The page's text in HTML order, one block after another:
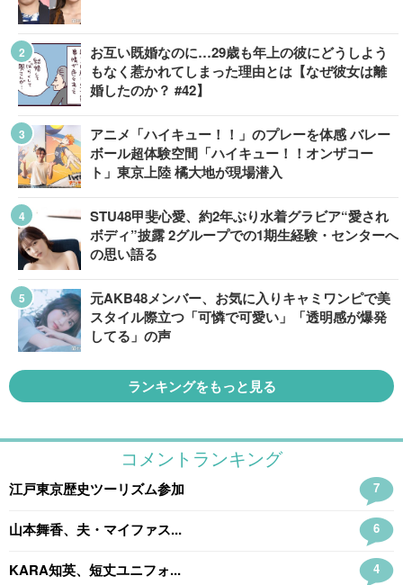
お互い既婚なのに…29歳も年上の彼にどうしよう
もなく惹かれてしまった理由とは【なぜ彼女は離
婚したのか？ #42】
アニメ「ハイキュー！！」のプレーを体感 バレー
ボール超体験空間「ハイキュー！！オンザコー
ト」東京上陸 橘大地が現場潜入
STU48甲斐心愛、約2年ぶり水着グラビア“愛され
ボディ”披露 2グループでの1期生経験・センターへ
の思い語る
元AKB48メンバー、お気に入りキャミワンピで美
スタイル際立つ「可憐で可愛い」「透明感が爆発
してる」の声
ランキングをもっと見る